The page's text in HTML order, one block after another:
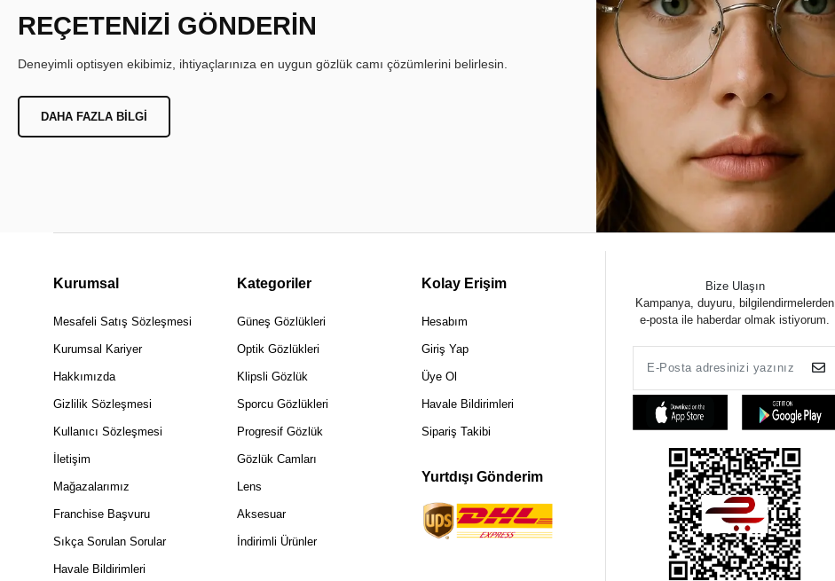
REÇETENİZİ GÖNDERİN
Deneyimli optisyen ekibimiz, ihtiyaçlarınıza en uygun gözlük camı çözümlerini belirlesin.
DAHA FAZLA BILGI
Kurumsal
Mesafeli Satış Sözleşmesi
Kurumsal Kariyer
Hakkımızda
Gizlilik Sözleşmesi
Kullanıcı Sözleşmesi
İletişim
Mağazalarımız
Franchise Başvuru
Sıkça Sorulan Sorular
Havale Bildirimleri
Kategoriler
Güneş Gözlükleri
Optik Gözlükleri
Klipsli Gözlük
Sporcu Gözlükleri
Progresif Gözlük
Gözlük Camları
Lens
Aksesuar
İndirimli Ürünler
Kolay Erişim
Hesabım
Giriş Yap
Üye Ol
Havale Bildirimleri
Sipariş Takibi
Yurtdışı Gönderim
Bize Ulaşın
Kampanya, duyuru, bilgilendirmelerden
e-posta ile haberdar olmak istiyorum.